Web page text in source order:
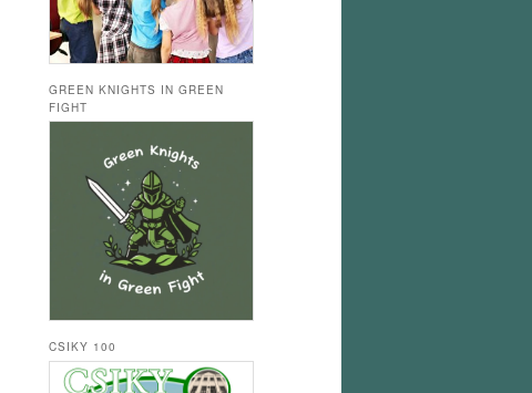
GREEN KNIGHTS IN GREEN
FIGHT
CSIKY 100